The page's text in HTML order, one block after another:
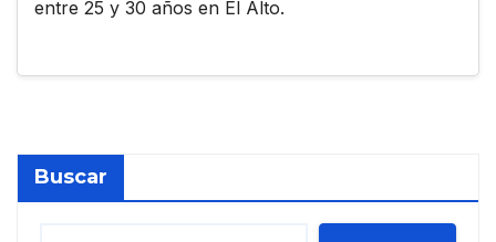
entre 25 y 30 años en El Alto.
Buscar